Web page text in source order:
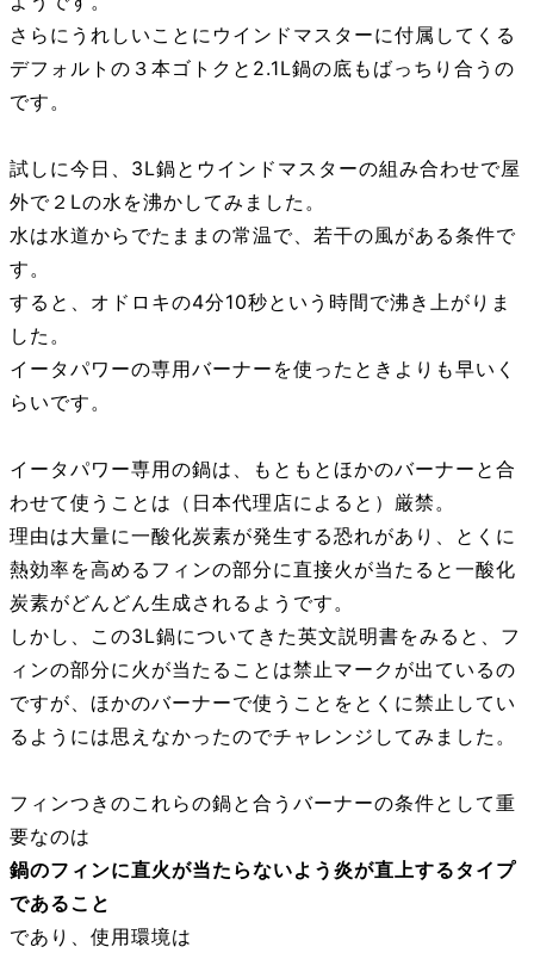
さらにうれしいことにウインドマスターに付属してくる
デフォルトの３本ゴトクと2.1L鍋の底もばっちり合うの
です。
試しに今日、3L鍋とウインドマスターの組み合わせで屋
外で２Lの水を沸かしてみました。
水は水道からでたままの常温で、若干の風がある条件で
す。
すると、オドロキの4分10秒という時間で沸き上がりま
した。
イータパワーの専用バーナーを使ったときよりも早いく
らいです。
イータパワー専用の鍋は、もともとほかのバーナーと合
わせて使うことは（日本代理店によると）厳禁。
理由は大量に一酸化炭素が発生する恐れがあり、とくに
熱効率を高めるフィンの部分に直接火が当たると一酸化
炭素がどんどん生成されるようです。
しかし、この3L鍋についてきた英文説明書をみると、フ
ィンの部分に火が当たることは禁止マークが出ているの
ですが、ほかのバーナーで使うことをとくに禁止してい
るようには思えなかったのでチャレンジしてみました。
フィンつきのこれらの鍋と合うバーナーの条件として重
要なのは
鍋のフィンに直火が当たらないよう 炎が直上するタイプ
であること
であり、使用環境は